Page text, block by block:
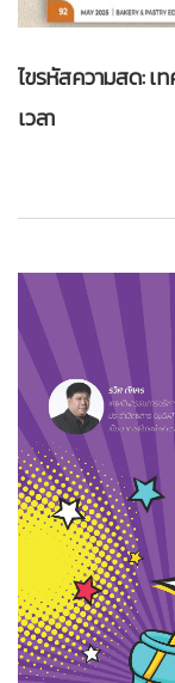
ไขรหัสความสด: เ
เวลา